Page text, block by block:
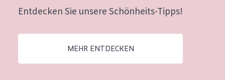
Jedes alter
Entdecken Sie unsere Schönheits-Tipps!
MEHR ENTDECKEN